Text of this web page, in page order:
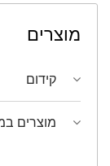
מוצרים
קידום
מוצרים